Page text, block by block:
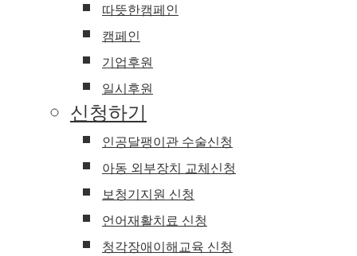
따뜻한캠페인
캠페인
기업후원
일시후원
신청하기
인공달팽이관 수술신청
아동 외부장치 교체신청
보청기지원 신청
언어재활치료 신청
청각장애이해교육 신청